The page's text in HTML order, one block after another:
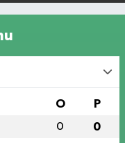
O P
0 0